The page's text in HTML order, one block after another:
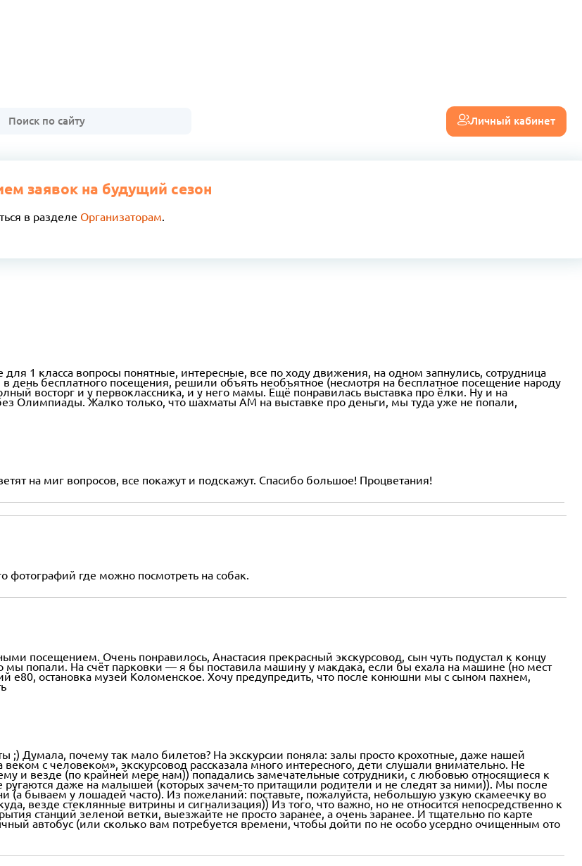
Личный кабинет
заявок на будущий сезон
в разделе Организаторам.
1 класса вопросы понятные, интересные, все по ходу движения, на одном запнулись, сотрудница
бесплатного посещения, решили объять необъятное (несмотря на бесплатное посещение народу
восторг и у первоклассника, и у него мамы. Ещё понравилась выставка про ёлки. Ну и на
Олимпиады. Жалко только, что шахматы АМ на выставке про деньги, мы туда уже не попали,
на миг вопросов, все покажут и подскажут. Спасибо большое! Процветания!
фотографий где можно посмотреть на собак.
посещением. Очень понравилось, Анастасия прекрасный экскурсовод, сын чуть подустал к концу
мы попали. На счёт парковки — я бы поставила машину у макдака, если бы ехала на машине (но мест
е80, остановка музей Коломенское. Хочу предупредить, что после конюшни мы с сыном пахнем,
Думала, почему так мало билетов? На экскурсии поняла: залы просто крохотные, даже нашей
с человеком», экскурсовод рассказала много интересного, дети слушали внимательно. Не
и везде (по крайней мере нам)) попадались замечательные сотрудники, с любовью относящиеся к
даже на малышей (которых зачем-то притащили родители и не следят за ними)). Мы после
бываем у лошадей часто). Из пожеланий: поставьте, пожалуйста, небольшую узкую скамеечку во
везде стеклянные витрины и сигнализация)) Из того, что важно, но не относится непосредственно к
станций зеленой ветки, выезжайте не просто заранее, а очень заранее. И тщательно по карте
автобус (или сколько вам потребуется времени, чтобы дойти по не особо усердно очищенным ото